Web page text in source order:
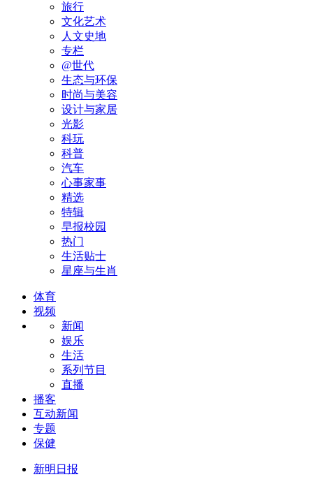
旅行
文化艺术
人文史地
专栏
@世代
生态与环保
时尚与美容
设计与家居
光影
科玩
科普
汽车
心事家事
精选
特辑
早报校园
热门
生活贴士
星座与生肖
体育
视频
新闻
娱乐
生活
系列节目
直播
播客
互动新闻
专题
保健
新明日报